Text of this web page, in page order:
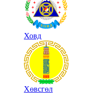
Ховд
Хөвсгөл